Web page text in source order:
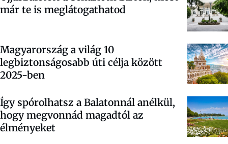
már te is meglátogathatod
Magyarország a világ 10
legbiztonságosabb úti célja között
2025-ben
Így spórolhatsz a Balatonnál anélkül,
hogy megvonnád magadtól az
élményeket